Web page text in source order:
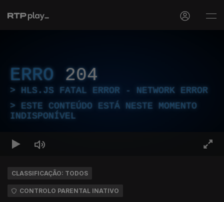
ERRO 204
HLS.JS FATAL ERROR - NETWORK ERROR
ESTE CONTEÚDO ESTÁ NESTE MOMENTO
INDISPONÍVEL
CLASSIFICAÇÃO: TODOS
CONTROLO PARENTAL INATIVO